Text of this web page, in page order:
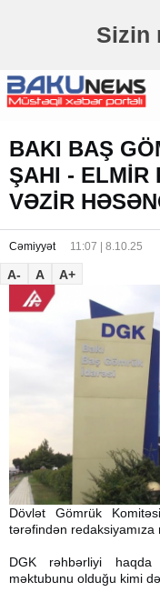
Sizin
BAKI BAŞ
ŞAHI - ELMİR
VƏZİR
Cəmiyyət 11:07 | 8.10.25
A- A A+
Dövlət Gömrük
tərəfindən redaksiyamıza
DGK rəhbərliyi haqda
məktubunu olduğu kimi